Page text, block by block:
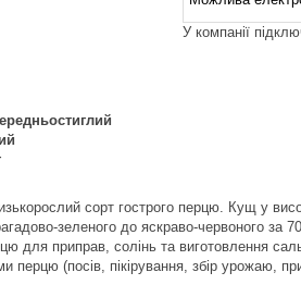
У компанії
сорт гострого перцю. Кущ у
зеленого до яскраво-червоного
для приправ, солінь та виготовлення
перцю (посів, пікірування, збір урожаю,